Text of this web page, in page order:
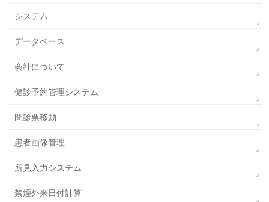
システム
データベース
会社について
健診予約管理システム
問診票移動
患者画像管理
所見入力システム
禁煙外来日付計算